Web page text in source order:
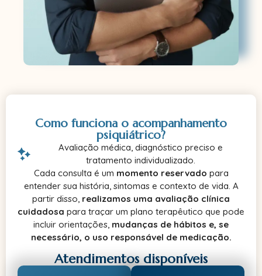
Como funciona o acompanhamento
psiquiátrico?
Avaliação médica, diagnóstico preciso e
tratamento individualizado.
Cada consulta é um momento reservado para
entender sua história, sintomas e contexto de vida. A
partir disso, realizamos uma avaliação clínica
cuidadosa para traçar um plano terapêutico que pode
incluir orientações, mudanças de hábitos e, se
necessário, o uso responsável de medicação.
Atendimentos disponíveis